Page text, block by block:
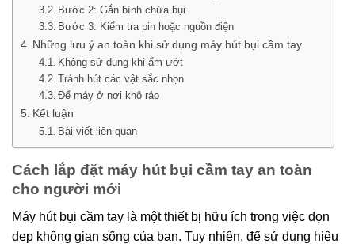
Bước 2: Gắn bình chứa bụi
Bước 3: Kiểm tra pin hoặc nguồn điện
Những lưu ý an toàn khi sử dụng máy hút bụi cầm tay
Không sử dụng khi ẩm ướt
Tránh hút các vật sắc nhọn
Để máy ở nơi khô ráo
Kết luận
Bài viết liên quan
Cách lắp đặt máy hút bụi cầm tay an toàn
cho người mới
Máy hút bụi cầm tay là một thiết bị hữu ích trong việc dọn
dẹp không gian sống của bạn. Tuy nhiên, để sử dụng hiệu